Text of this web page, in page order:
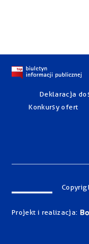
Deklaracja
Konkursy ofert
Projekt i realizacja: